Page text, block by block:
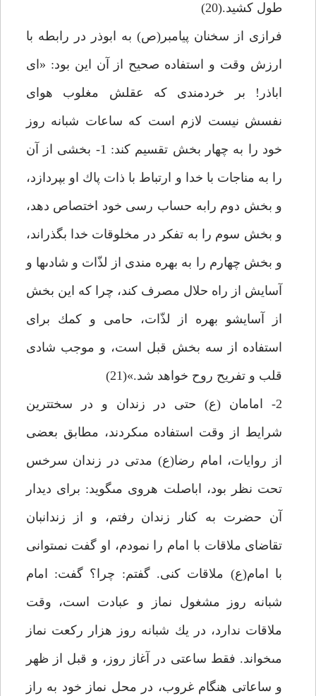
طول كشيد.(20)
فرازى از سخنان پيامبر(ص) به ابوذر در رابطه با
ارزش وقت و استفاده صحيح از آن اين بود: «اى
اباذر! بر خردمندى كه عقلش مغلوب هواى
نفسش نيست لازم است كه ساعات شبانه روز
خود را به چهار بخش تقسيم كند: 1- بخشى از آن
را به مناجات با خدا و ارتباط با ذات پاك او بپردازد،
و بخش دوم رابه حساب رسى خود اختصاص دهد،
و بخش سوم را به تفكر در مخلوقات خدا بگذراند،
و بخش چهارم را به بهره مندى از لذّات و شادى‏ها و
آسايش از راه حلال مصرف كند، چرا كه اين بخش
از آسايش‏و بهره از لذّات، حامى و كمك براى
استفاده از سه بخش قبل است، و موجب شادى
قلب و تفريح روح خواهد شد.»(21)
2- امامان (ع) حتى در زندان و در سخت‏ترين
شرايط از وقت استفاده مى‏كردند، مطابق بعضى
از روايات، امام رضا(ع) مدتى در زندان سرخس
تحت نظر بود، اباصلت هروى مى‏گويد: براى ديدار
آن حضرت به كنار زندان رفتم، و از زندانبان
تقاضاى ملاقات با امام را نمودم، او گفت نمى‏توانى
با امام(ع) ملاقات كنى. گفتم: چرا؟ گفت: امام
شبانه روز مشغول نماز و عبادت است، وقت
ملاقات ندارد، در يك شبانه روز هزار ركعت نماز
مى‏خواند. فقط ساعتى در آغاز روز، و قبل از ظهر
و ساعاتى هنگام غروب، در محل نماز خود به راز